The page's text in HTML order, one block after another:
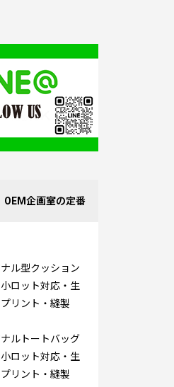
OEM企画室の定番
リント・縫製
ル・パソコンケ
ップトップバッ
個から制作
ル湯たんぽ｜1
作OK
キーホルダー｜
ル型クッション
ロット対応・生
リント・縫製
ルトートバッグ
ロット対応・生
リント・縫製